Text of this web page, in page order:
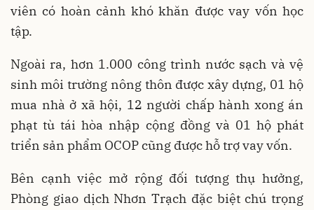
viên có hoàn cảnh khó khăn được vay vốn học
tập.
Ngoài ra, hơn 1.000 công trình nước sạch và vệ
sinh môi trường nông thôn được xây dựng, 01 hộ
mua nhà ở xã hội, 12 người chấp hành xong án
phạt tù tái hòa nhập cộng đồng và 01 hộ phát
triển sản phẩm OCOP cũng được hỗ trợ vay vốn.
Bên cạnh việc mở rộng đối tượng thụ hưởng,
Phòng giao dịch Nhơn Trạch đặc biệt chú trọng